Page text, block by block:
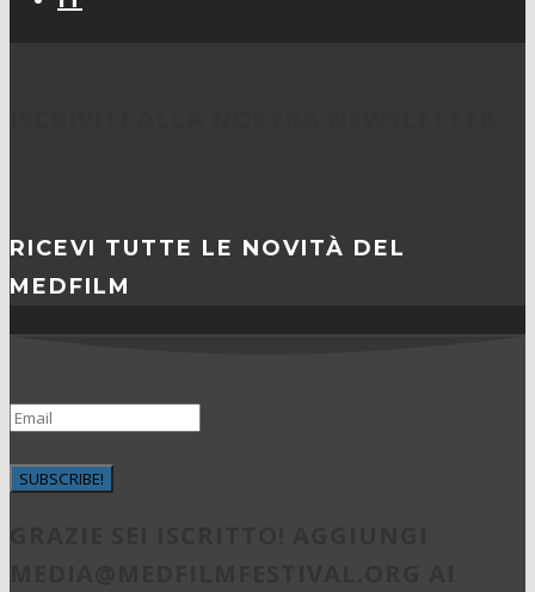
RICEVI TUTTE LE NOVITÀ DEL
MEDFILM
SUBSCRIBE!